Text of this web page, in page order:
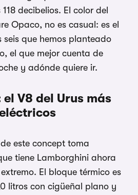
decibelios. El color del
Opaco, no es casual: es el
seis que hemos planteado
el que mejor cuenta de
y adónde quiere ir.
V8 del Urus más
este concept toma
tiene Lamborghini ahora
El bloque térmico es
litros con cigüeñal plano y